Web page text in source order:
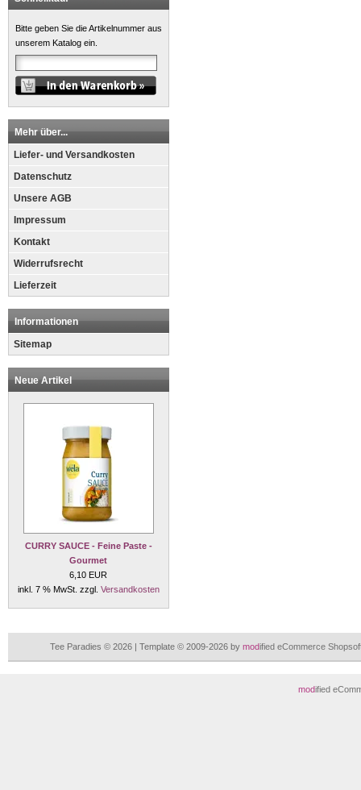
Bitte geben Sie die Artikelnummer aus
unserem Katalog ein.
Mehr über...
Liefer- und Versandkosten
Datenschutz
Unsere AGB
Impressum
Kontakt
Widerrufsrecht
Lieferzeit
Informationen
Sitemap
Neue Artikel
CURRY SAUCE - Feine Paste -
Gourmet
6,10 EUR
inkl. 7 % MwSt. zzgl. Versandkosten
Tee Paradies © 2026 | Template © 2009-2026 by modified eCommerce
modified